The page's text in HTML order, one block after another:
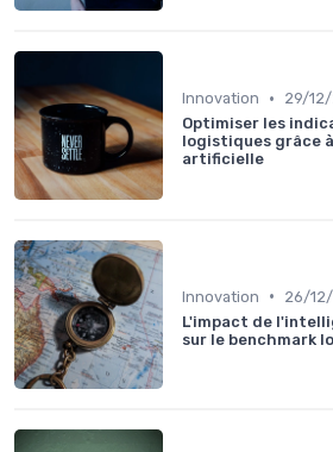
Innovation •
29/
Optimiser les
logistiques grâce
artificielle
Innovation •
26/
L'impact de
sur le benchmark